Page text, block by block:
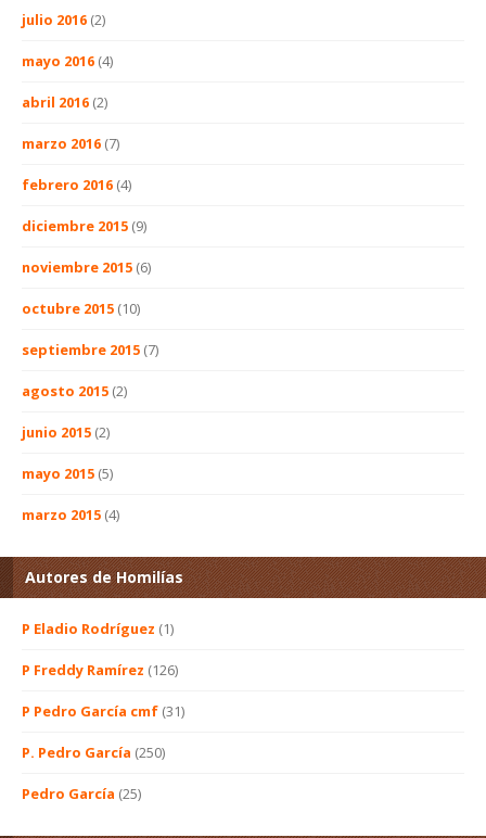
julio 2016 (2)
mayo 2016 (4)
abril 2016 (2)
marzo 2016 (7)
febrero 2016 (4)
diciembre 2015 (9)
noviembre 2015 (6)
octubre 2015 (10)
septiembre 2015 (7)
agosto 2015 (2)
junio 2015 (2)
mayo 2015 (5)
marzo 2015 (4)
Autores de Homilías
P Eladio Rodríguez (1)
P Freddy Ramírez (126)
P Pedro García cmf (31)
P. Pedro García (250)
Pedro García (25)